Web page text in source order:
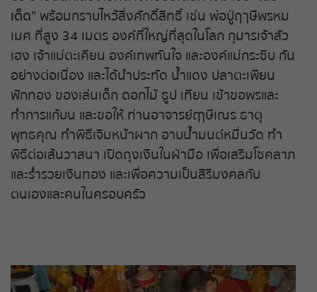
หวยหุ้นไทย เย็น
หวยหุ้นเกาหลี
หวยหุ้นนิเคอิ เช้า
หวยหุ้นนิเคอิ บ่าย
หวยหุ้นฮั่งเส็ง เช้า
หวยหุ้นฮั่งเส็ง บ่าย
หวยหุ้นจีน บ่าย
เด็ด” พร้อมกราบไหว้สิ่งศักดิ์สิทธิ์ เช่น พ่อปู่ฤๅษีพรหม
เมศ ที่สูง 34 เมตร องค์ที่ใหญ่ที่สุดในโลก กุมารเจ้าสัว
เฮง เจ้าแม่ตะเคียน องค์เทพทันใจ และองค์แม่กระซิบ กัน
อย่างต่อเนื่อง และได้นำประทัด น้ำแดง ปลาตะเพียน
ฟักทอง ของเล่นเด็ก ดอกไม้ ธูป เทียน เข้าขอพรและ
ทำการแก้บน และขอให้ ท่านอาจารย์ฤาษีเณร ธาตุ
พุทธคุณ ทำพิธีเจิมหน้าผาก อาบน้ำมนต์หมื่นวัด ทำ
พิธีต่อเส้นวาสนา เปิดถุงเงินในฝ่ามือ เพื่อเสริมโชคลาภ
และร่ำรวยเงินทอง และเพื่อความเป็นสิริมงคลกับ
ตนเองและคนในครอบครัว